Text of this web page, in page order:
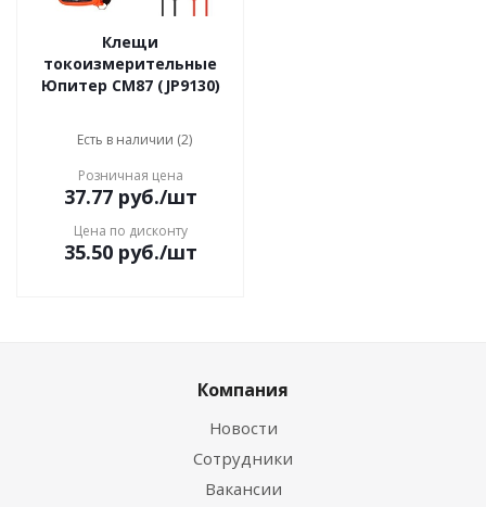
Клещи
токоизмерительные
Юпитер CM87 (JP9130)
Есть в наличии (2)
Розничная цена
37.77руб./шт
Цена по дисконту
35.50руб./шт
Компания
Новости
Сотрудники
Вакансии